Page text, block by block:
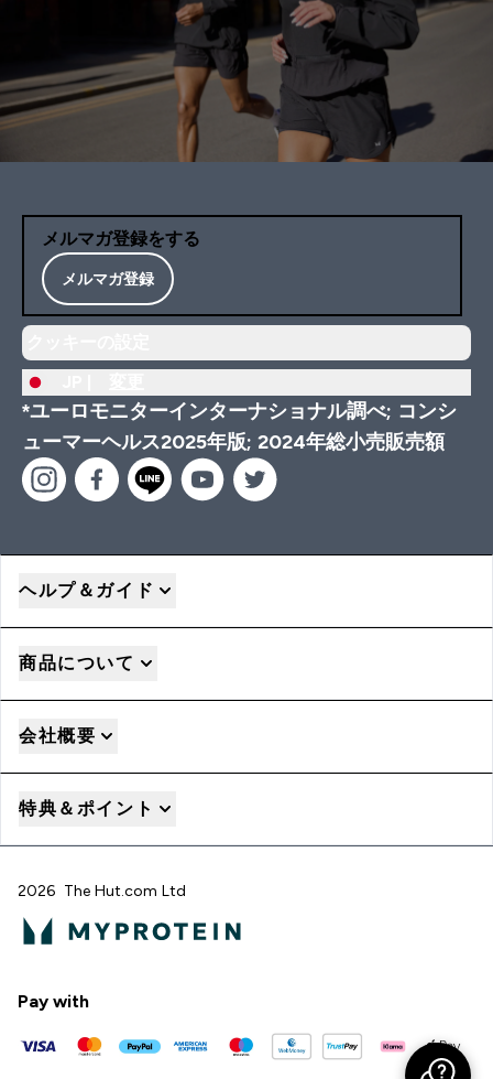
メルマガ登録をする
メルマガ登録
*ユーロモニターインターナショナル調べ; コンシ
ューマーヘルス2025年版; 2024年総小売販売額
ヘルプ＆ガイド
商品について
会社概要
特典＆ポイント
2026 The Hut.com Ltd
Pay with